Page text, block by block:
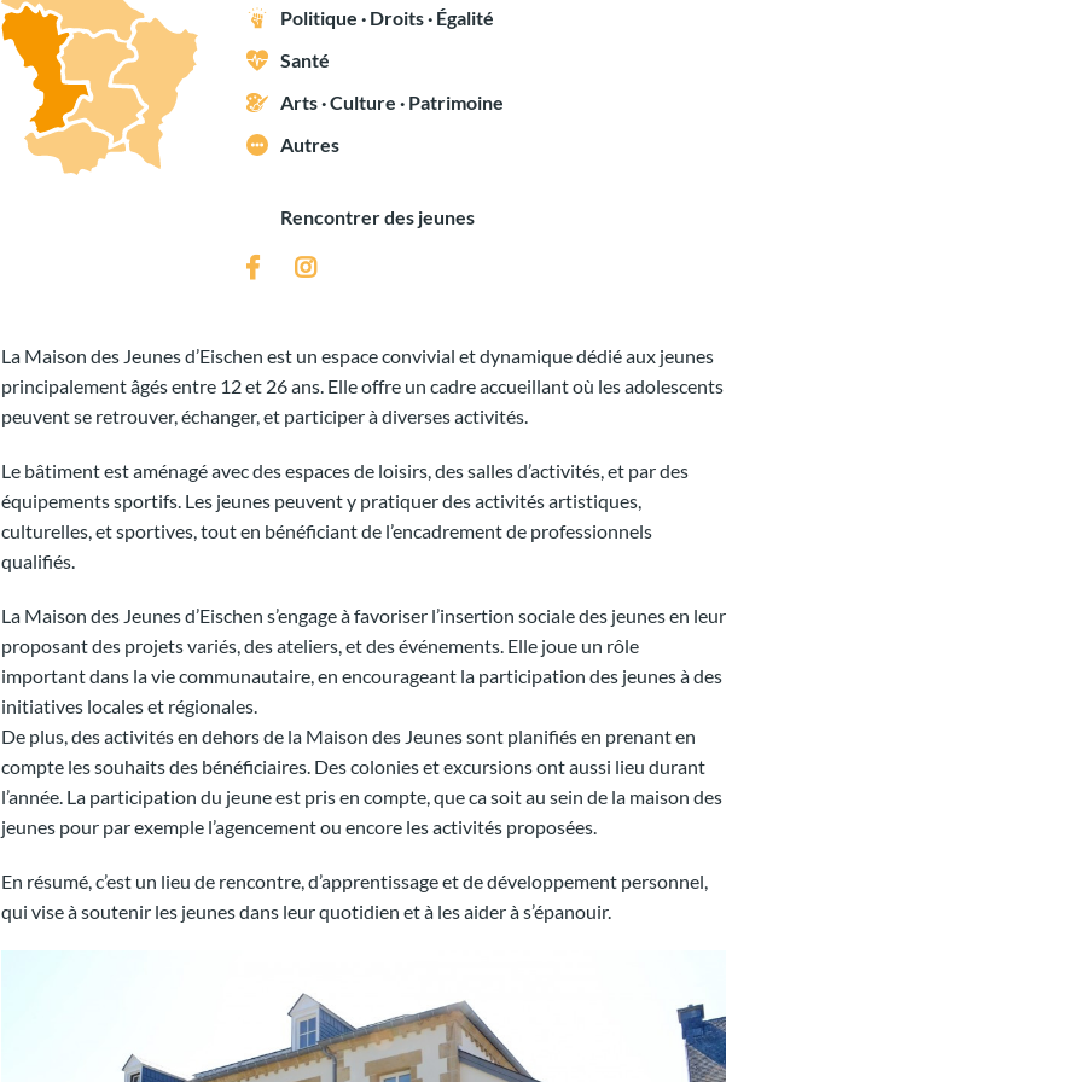
Politique · Droits · Égalité
Santé
Arts · Culture · Patrimoine
Autres
Rencontrer des jeunes
La Maison des Jeunes d’Eischen est un espace convivial et dynamique dédié aux jeunes
principalement âgés entre 12 et 26 ans. Elle offre un cadre accueillant où les adolescents
peuvent se retrouver, échanger, et participer à diverses activités.
Le bâtiment est aménagé avec des espaces de loisirs, des salles d’activités, et par des
équipements sportifs. Les jeunes peuvent y pratiquer des activités artistiques,
culturelles, et sportives, tout en bénéficiant de l’encadrement de professionnels
qualifiés.
La Maison des Jeunes d’Eischen s’engage à favoriser l’insertion sociale des jeunes en leur
proposant des projets variés, des ateliers, et des événements. Elle joue un rôle
important dans la vie communautaire, en encourageant la participation des jeunes à des
initiatives locales et régionales.
De plus, des activités en dehors de la Maison des Jeunes sont planifiés en prenant en
compte les souhaits des bénéficiaires. Des colonies et excursions ont aussi lieu durant
l’année. La participation du jeune est pris en compte, que ca soit au sein de la maison des
jeunes pour par exemple l’agencement ou encore les activités proposées.
En résumé, c’est un lieu de rencontre, d’apprentissage et de développement personnel,
qui vise à soutenir les jeunes dans leur quotidien et à les aider à s’épanouir.